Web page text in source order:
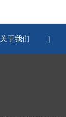
关于我们 |